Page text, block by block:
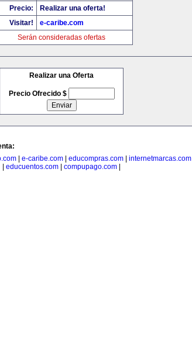
Precio:
Realizar una oferta!
Visitar!
e-caribe.com
Serán consideradas ofertas
Realizar una Oferta
Precio Ofrecido $
| e-caribe.com| educompras.com| internetmarcas.com
educuentos.com compupago.com